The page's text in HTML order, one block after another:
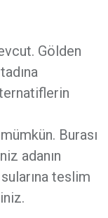
Gölden
tadına
Burası
adanın
teslim